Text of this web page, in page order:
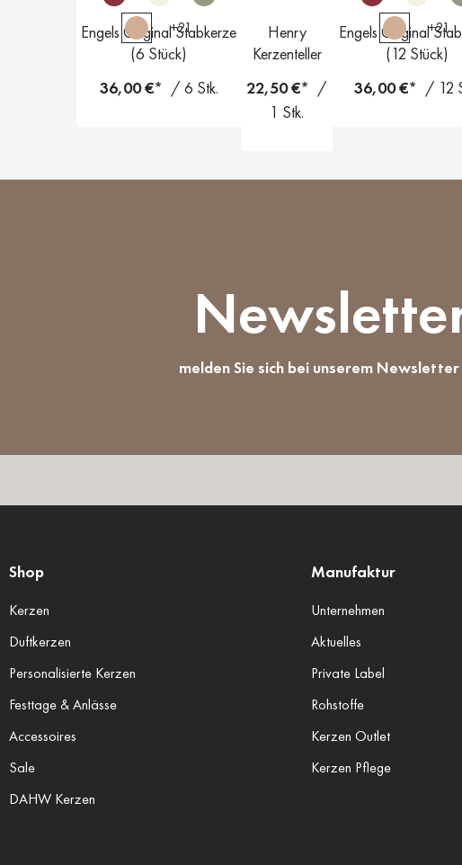
+21
Engels Original Stabkerze
(6 Stück)
36,00 €* / 6 Stk.
Henry
Kerzenteller
22,50 €* /
1 Stk.
+21
Engels Original
(12 Stück)
36,00 €* / 12
melden Sie sich bei unserem Newsletter
Shop
Kerzen
Duftkerzen
Personalisierte Kerzen
Festtage & Anlässe
Accessoires
Sale
DAHW Kerzen
Manufaktur
Unternehmen
Aktuelles
Private Label
Rohstoffe
Kerzen Outlet
Kerzen Pflege